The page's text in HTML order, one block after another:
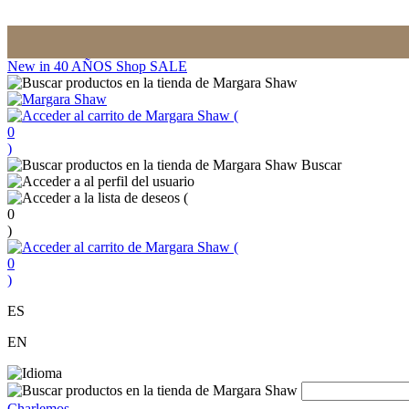
New in 40 AÑOS Shop SALE
(
0
)
Buscar
(
0
)
(
0
)
ES
EN